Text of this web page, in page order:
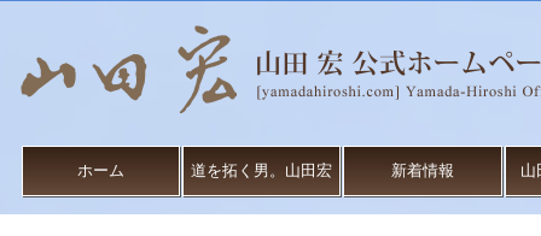
ホーム 道を拓く男。山田宏 新着情報 山